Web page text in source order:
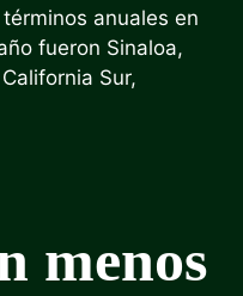
anuales en
fueron Sinaloa,
Sur,
menos